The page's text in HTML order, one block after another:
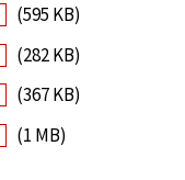
(595 KB)
(282 KB)
(367 KB)
(1 MB)